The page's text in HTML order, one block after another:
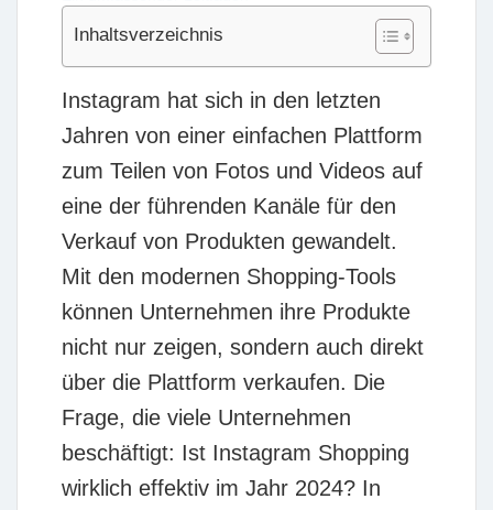
Inhaltsverzeichnis
Instagram hat sich in den letzten
Jahren von einer einfachen Plattform
zum Teilen von Fotos und Videos auf
eine der führenden Kanäle für den
Verkauf von Produkten gewandelt.
Mit den modernen Shopping-Tools
können Unternehmen ihre Produkte
nicht nur zeigen, sondern auch direkt
über die Plattform verkaufen. Die
Frage, die viele Unternehmen
beschäftigt: Ist Instagram Shopping
wirklich effektiv im Jahr 2024? In